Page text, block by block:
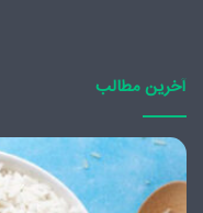
آخرین مطالب